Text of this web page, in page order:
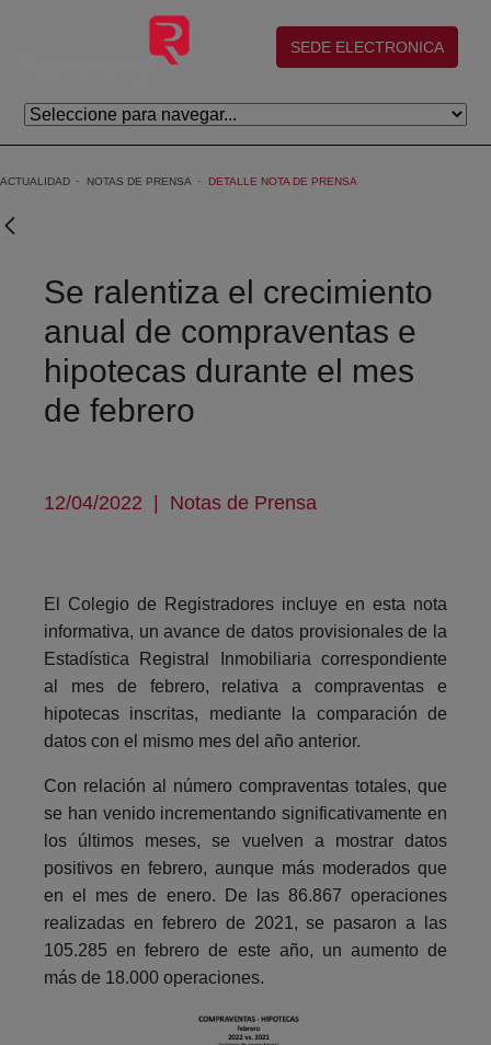
Saltar al contenido principal
(abre en nueva ventana)
SEDE ELECTRONICA
ACTUALIDAD NOTAS DE PRENSA DETALLE NOTA DE PRENSA
Se ralentiza el crecimiento
anual de compraventas e
hipotecas durante el mes
de febrero
12/04/2022 | Notas de Prensa
El Colegio de Registradores incluye en esta nota
informativa, un avance de datos provisionales de la
Estadística Registral Inmobiliaria correspondiente
al mes de febrero, relativa a compraventas e
hipotecas inscritas, mediante la comparación de
datos con el mismo mes del año anterior.
Con relación al número compraventas totales, que
se han venido incrementando significativamente en
los últimos meses, se vuelven a mostrar datos
positivos en febrero, aunque más moderados que
en el mes de enero. De las 86.867 operaciones
realizadas en febrero de 2021, se pasaron a las
105.285 en febrero de este año, un aumento de
más de 18.000 operaciones.